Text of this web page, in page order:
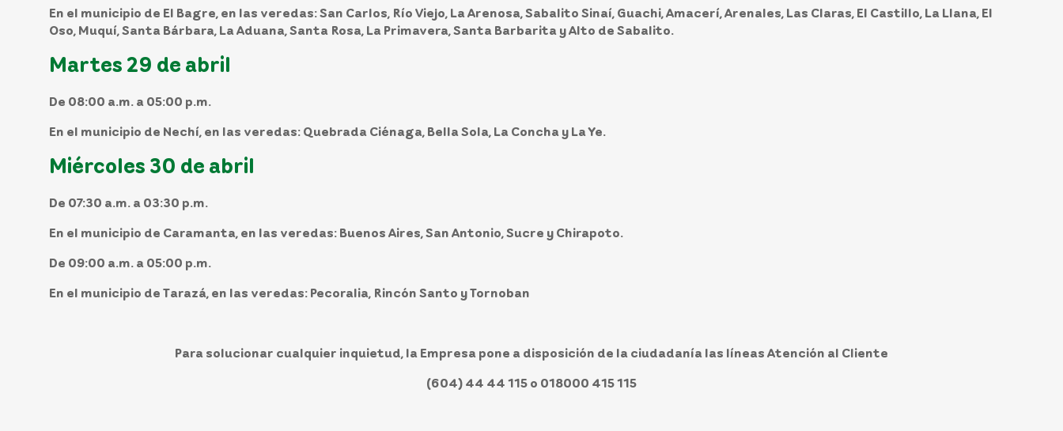
En el municipio de El Bagre, en las veredas: San Carlos, Río Viejo, La Arenosa, Sabalito Sinaí, Guachi, Amacerí, Arenales, Las Claras, El Castillo, La Llana, El
Oso, Muquí, Santa Bárbara, La Aduana, Santa Rosa, La Primavera, Santa Barbarita y Alto de Sabalito.
Martes 29 de abril
De 08:00 a.m. a 05:00 p.m.
En el municipio de Nechí, en las veredas: Quebrada Ciénaga, Bella Sola, La Concha y La Ye.
Miércoles 30 de abril
De 07:30 a.m. a 03:30 p.m.
En el municipio de Caramanta, en las veredas: Buenos Aires, San Antonio, Sucre y Chirapoto.
De 09:00 a.m. a 05:00 p.m.
En el municipio de Tarazá, en las veredas: Pecoralia, Rincón Santo y Tornoban
Para solucionar cualquier inquietud, la Empresa pone a disposición de la ciudadanía las líneas Atención al Cliente
(604) 44 44 115 o 018000 415 115